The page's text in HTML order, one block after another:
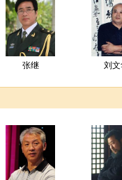
张继 刘文